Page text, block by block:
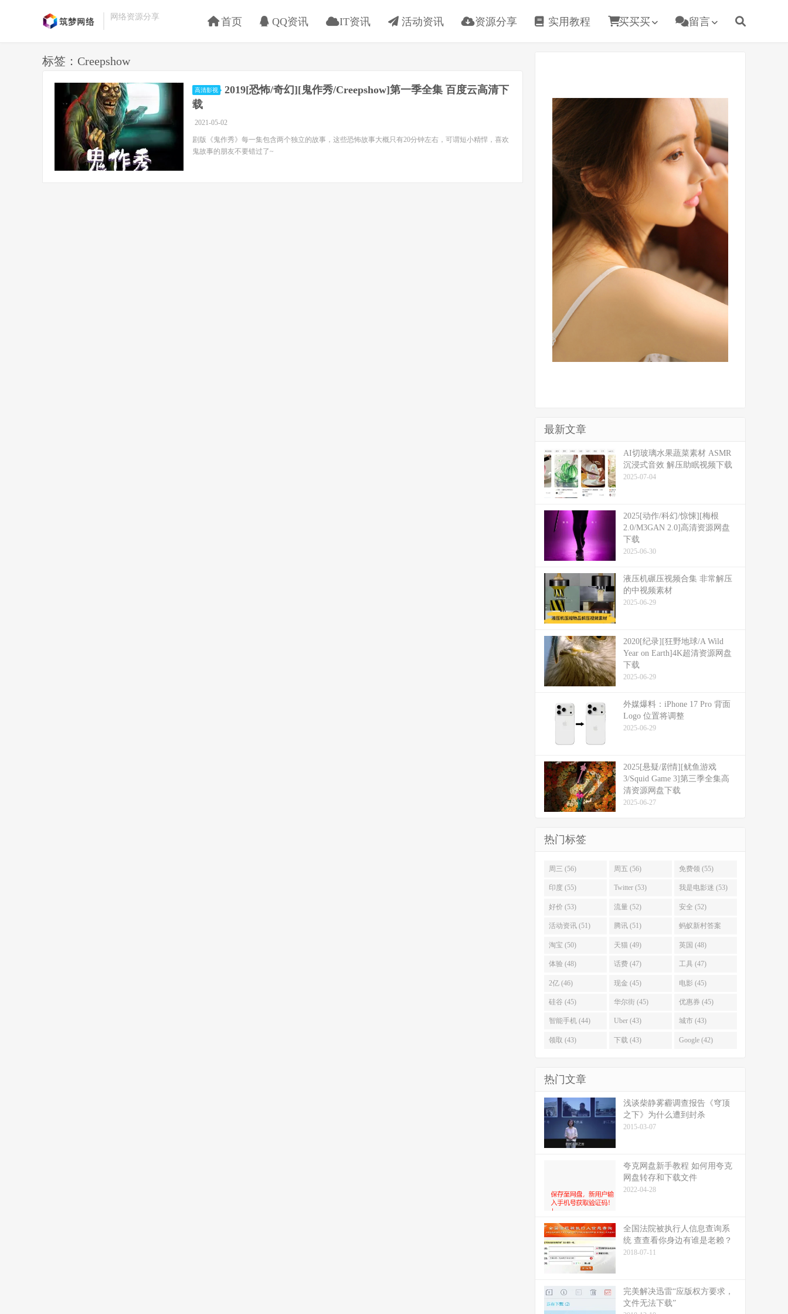
网络资源分享 首页 QQ资讯 IT资讯 活动资讯 资源分享 实用教程 买买买 留言
标签：Creepshow
高清影视
2019[恐怖/奇幻][鬼作秀/Creepshow]第一季全集 百度云高清下
载
2021-05-02
剧版《鬼作秀》每一集包含两个独立的故事，这些恐怖故事大概只有20分钟左右，可谓短小精悍，喜欢
鬼故事的朋友不要错过了~
最新文章
​​AI切玻璃水果蔬菜素材 ASMR
沉浸式音效 解压助眠视频下载
2025-07-04
2025[动作/科幻/惊悚][梅根
2.0/M3GAN 2.0]高清资源网盘
下载
2025-06-30
液压机碾压视频合集 非常解压
的中视频素材
2025-06-29
2020[纪录][狂野地球/A Wild
Year on Earth]4K超清资源网盘
下载
2025-06-29
外媒爆料：​​iPhone 17 Pro 背面
Logo 位置将调整​​
2025-06-29
2025[悬疑/剧情][鱿鱼游戏
3/Squid Game 3]第三季全集高
清资源网盘下载
2025-06-27
热门标签
周三 (56) 周五 (56) 免费领 (55)
印度 (55) Twitter (53) 我是电影迷 (53)
好价 (53) 流量 (52) 安全 (52)
活动资讯 (51) 腾讯 (51) 蚂蚁新村答案
(51)
淘宝 (50) 天猫 (49) 英国 (48)
体验 (48) 话费 (47) 工具 (47)
2亿 (46) 现金 (45) 电影 (45)
硅谷 (45) 华尔街 (45) 优惠券 (45)
智能手机 (44) Uber (43) 城市 (43)
领取 (43) 下载 (43) Google (42)
热门文章
浅谈柴静雾霾调查报告《穹顶
之下》为什么遭到封杀
2015-03-07
夸克网盘新手教程 如何用夸克
网盘转存和下载文件
2022-04-28
全国法院被执行人信息查询系
统 查查看你身边有谁是老赖？
2018-07-11
完美解决迅雷“应版权方要求，
文件无法下载”